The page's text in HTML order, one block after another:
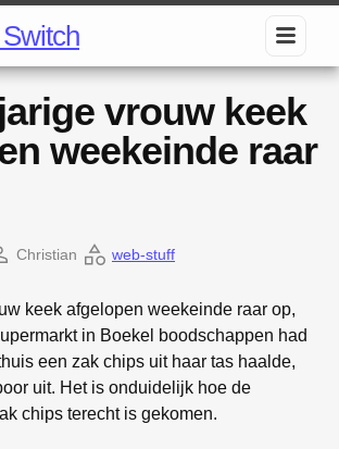
vrouw keek
weekeinde raar
Christian web-stuff
keek afgelopen weekeinde raar op,
in Boekel boodschappen had
een zak chips uit haar tas haalde,
uit. Het is onduidelijk hoe de
chips terecht is gekomen.